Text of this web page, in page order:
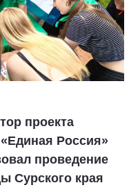
проекта
Россия»
проведение
Сурского края